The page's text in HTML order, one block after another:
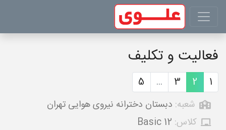
فعالیت و تکلیف
1
2
3
...
5
شعبه: دبستان دخترانه نیروی هوایی تهران
کلاس: Basic 12